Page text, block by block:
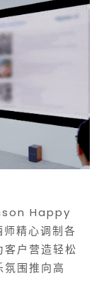
Happy
精心调制各
户营造轻松
围推向高